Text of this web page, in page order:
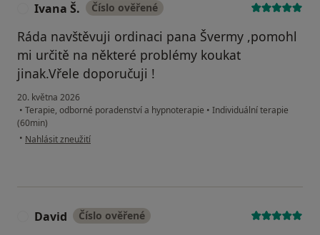
Ivana Š. Číslo ověřené
Ráda navštěvuji ordinaci pana Švermy ,pomohl
mi určitě na některé problémy koukat
jinak.Vřele doporučuji !
20. května 2026
• Terapie, odborné poradenství a hypnoterapie • Individuální terapie
(60min)
• podle názoru uživatele Ivana Š.
Nahlásit zneužití
David Číslo ověřené